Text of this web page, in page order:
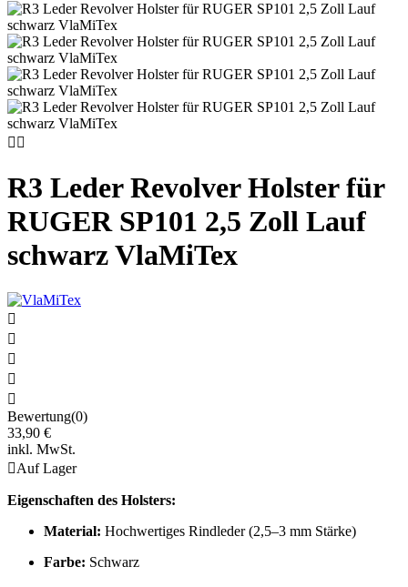
 
R3 Leder Revolver Holster für
RUGER SP101 2,5 Zoll Lauf
schwarz VlaMiTex





Bewertung(0)
33,90 €
inkl. MwSt.
Auf Lager
Eigenschaften des Holsters:
Material: Hochwertiges Rindleder (2,5–3 mm Stärke)
Farbe: Schwarz